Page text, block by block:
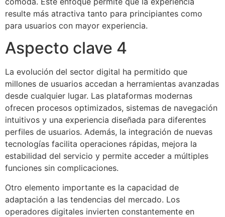
resulte más atractiva tanto para principiantes como
para usuarios con mayor experiencia.
Aspecto clave 4
La evolución del sector digital ha permitido que
millones de usuarios accedan a herramientas avanzadas
desde cualquier lugar. Las plataformas modernas
ofrecen procesos optimizados, sistemas de navegación
intuitivos y una experiencia diseñada para diferentes
perfiles de usuarios. Además, la integración de nuevas
tecnologías facilita operaciones rápidas, mejora la
estabilidad del servicio y permite acceder a múltiples
funciones sin complicaciones.
Otro elemento importante es la capacidad de
adaptación a las tendencias del mercado. Los
operadores digitales invierten constantemente en